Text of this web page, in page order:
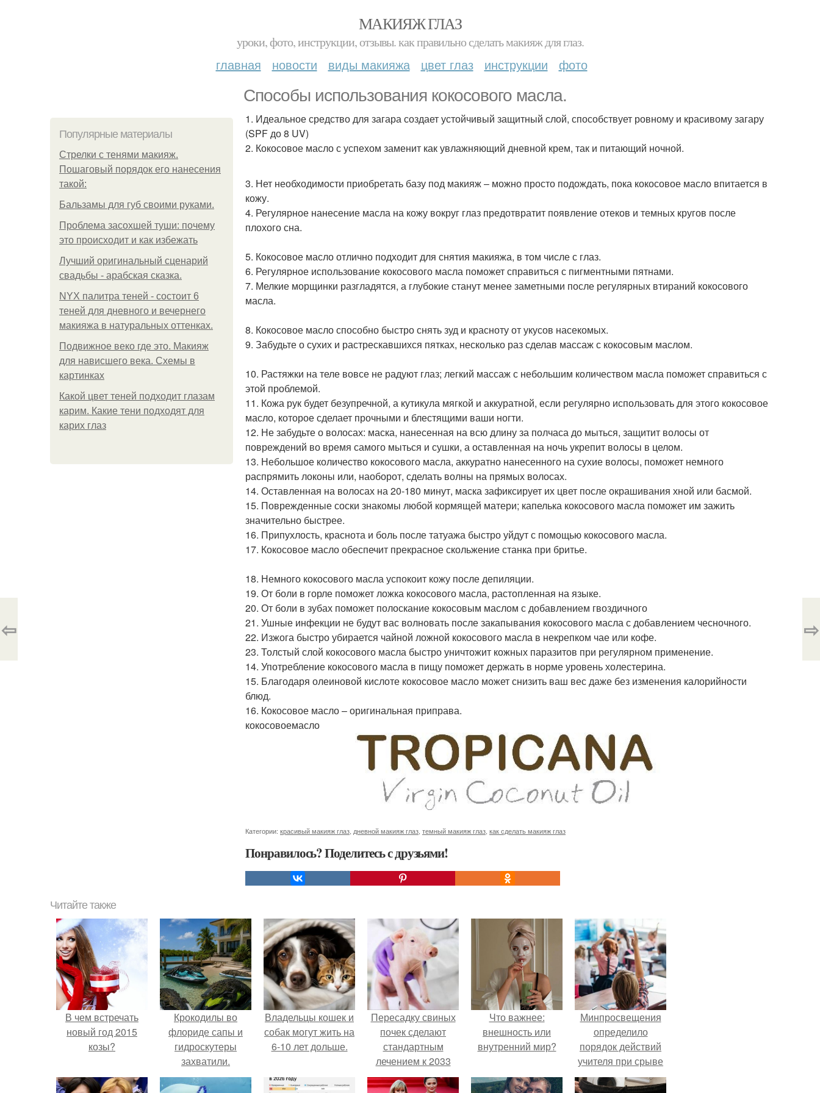
МАКИЯЖ ГЛАЗ
уроки, фото, инструкции, отзывы. как правильно сделать макияж для глаз.
главная новости виды макияжа цвет глаз инструкции фото
Способы использования кокосового масла.
Популярные материалы
Стрелки с тенями макияж.
Пошаговый порядок его нанесения
такой:
Бальзамы для губ своими руками.
Проблема засохшей туши: почему
это происходит и как избежать
Лучший оригинальный сценарий
свадьбы - арабская сказка.
NYX палитра теней - состоит 6
теней для дневного и вечернего
макияжа в натуральных оттенках.
Подвижное веко где это. Макияж
для нависшего века. Схемы в
картинках
Какой цвет теней подходит глазам
карим. Какие тени подходят для
карих глаз
1. Идеальное средство для загара создает устойчивый защитный слой, способствует ровному и красивому загару
(SPF до 8 UV)
2. Кокосовое масло с успехом заменит как увлажняющий дневной крем, так и питающий ночной.
3. Нет необходимости приобретать базу под макияж – можно просто подождать, пока кокосовое масло впитается в
кожу.
4. Регулярное нанесение масла на кожу вокруг глаз предотвратит появление отеков и темных кругов после
плохого сна.
5. Кокосовое масло отлично подходит для снятия макияжа, в том числе с глаз.
6. Регулярное использование кокосового масла поможет справиться с пигментными пятнами.
7. Мелкие морщинки разгладятся, а глубокие станут менее заметными после регулярных втираний кокосового
масла.
8. Кокосовое масло способно быстро снять зуд и красноту от укусов насекомых.
9. Забудьте о сухих и растрескавшихся пятках, несколько раз сделав массаж с кокосовым маслом.
10. Растяжки на теле вовсе не радуют глаз; легкий массаж с небольшим количеством масла поможет справиться с
этой проблемой.
11. Кожа рук будет безупречной, а кутикула мягкой и аккуратной, если регулярно использовать для этого кокосовое
масло, которое сделает прочными и блестящими ваши ногти.
12. Не забудьте о волосах: маска, нанесенная на всю длину за полчаса до мыться, защитит волосы от
повреждений во время самого мыться и сушки, а оставленная на ночь укрепит волосы в целом.
13. Небольшое количество кокосового масла, аккуратно нанесенного на сухие волосы, поможет немного
распрямить локоны или, наоборот, сделать волны на прямых волосах.
14. Оставленная на волосах на 20-180 минут, маска зафиксирует их цвет после окрашивания хной или басмой.
15. Поврежденные соски знакомы любой кормящей матери; капелька кокосового масла поможет им зажить
значительно быстрее.
16. Припухлость, краснота и боль после татуажа быстро уйдут с помощью кокосового масла.
17. Кокосовое масло обеспечит прекрасное скольжение станка при бритье.
18. Немного кокосового масла успокоит кожу после депиляции.
19. От боли в горле поможет ложка кокосового масла, растопленная на языке.
20. От боли в зубах поможет полоскание кокосовым маслом с добавлением гвоздичного
21. Ушные инфекции не будут вас волновать после закапывания кокосового масла с добавлением чесночного.
22. Изжога быстро убирается чайной ложной кокосового масла в некрепком чае или кофе.
23. Толстый слой кокосового масла быстро уничтожит кожных паразитов при регулярном применение.
14. Употребление кокосового масла в пищу поможет держать в норме уровень холестерина.
15. Благодаря олеиновой кислоте кокосовое масло может снизить ваш вес даже без изменения калорийности
блюд.
16. Кокосовое масло – оригинальная приправа.
кокосовоемасло
Категории: красивый макияж глаз, дневной макияж глаз, темный макияж глаз, как сделать макияж глаз
Понравилось? Поделитесь с друзьями!
⇦ ⇨
Читайте также
В чем встречать
новый год 2015
козы?
Крокодилы во
флориде сапы и
гидроскутеры
захватили.
Владельцы кошек и
собак могут жить на
6-10 лет дольше.
Пересадку свиных
почек сделают
стандартным
лечением к 2033
году в Японии.
Что важнее:
внешность или
внутренний мир?
Минпросвещения
определило
порядок действий
учителя при срыве
урока.